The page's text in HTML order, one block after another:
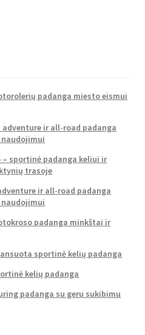
padanga miesto eismui
adventure ir all-road padanga
naudojimui
sportinė padanga keliui ir
trasoje
ir all-road padanga
naudojimui
padanga minkštai ir
sportinė kelių padanga
kelių padanga
padanga su geru sukibimu